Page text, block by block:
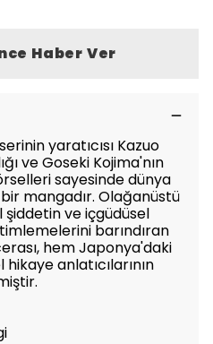
Haber Ver
yaratıcısı Kazuo
ve Goseki Kojima'nın
sayesinde dünya
mangadır. Olağanüstü
ve içgüdüsel
barındıran
hem Japonya'daki
anlatıcılarının